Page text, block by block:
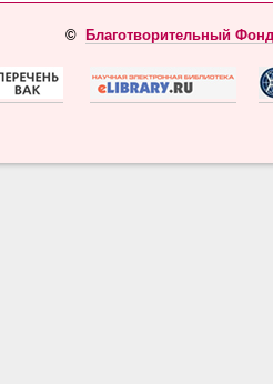
© Благотворительный